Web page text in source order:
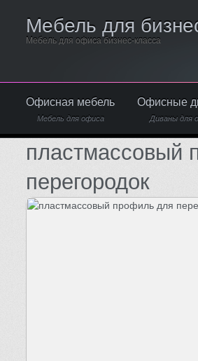
Мебель для
Мебель для офиса бизнес-класса
Офисная мебель
Мебель для офиса
Офисные
Диваны для
пластмассовый
перегородок